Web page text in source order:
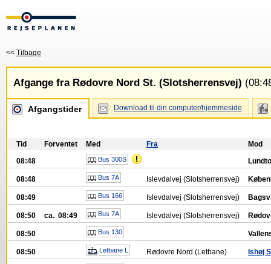
<< Tilbage
Afgange fra Rødovre Nord St. (Slotsherrensvej)
Afgangstider Download til din computer/hjemmeside
Tid Forventet Med Fra
Mod
08:48
Bus 300S
08:48 Bus 7A Islevdalvej (Slotsherrensvej)
08:49 Bus 166 Islevdalvej (Slotsherrensvej)
08:50 ca. 08:49 Bus 7A Islevdalvej (Slotsherrensvej)
08:50 Bus 130
08:50 Letbane L Rødovre Nord (Letbane) Ishøj